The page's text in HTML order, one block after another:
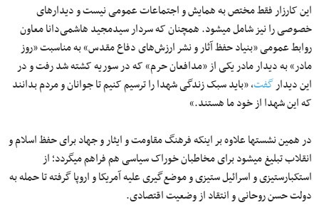
این کارزار فقط مختص به همایش و اجتماعات عمومی نیست و دیدارهای
خصوصی را نیز شامل می‎شود. همچنان که سردار سیدمجید هاشمی‌دانا معاون
روابط عمومی «بنیاد حفظ آثار و نشر ارزش‌های دفاع مقدس» به مناسبت «روز
مادر» به دیدار مادر یکی از «مدافعان حرم» که در سوریه کشته شد رفت و در
این دیدارگفت، «باید سبک زندگی شهدا را ترسیم کنیم تا جوانان و مردم بدانند
که این شهدا از خود ما هستند.»
در همین نشست‎ها علاوه بر اینکه فرهنگ مقاومت و ایثار و جهاد برای حفظ اسلام و
انقلاب تبلیغ می‎شود برای مخاطبان خوراک سیاسی هم فراهم می‎گردد؛ از
استکبارستیزی و اسرائیل ستیزی و موضع‌گیری علیه آمریکا و اروپا گرفته تا حمله به
دولت حسن روحانی و انتقاد از وضعیت اقتصادی.